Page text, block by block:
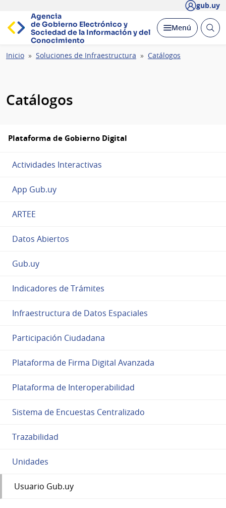
gub.uy
Agencia
de Gobierno Electrónico y
Sociedad de la Información y del
Conocimiento
Desplegar
Menú Abrir
Ruta
Inicio Soluciones de Infraestructura Catálogos
Catálogos
Plataforma de Gobierno Digital
Actividades Interactivas
App Gub.uy
ARTEE
Datos Abiertos
Gub.uy
Indicadores de Trámites
Infraestructura de Datos Espaciales
Participación Ciudadana
Plataforma de Firma Digital Avanzada
Plataforma de Interoperabilidad
Sistema de Encuestas Centralizado
Trazabilidad
Unidades
Usuario Gub.uy